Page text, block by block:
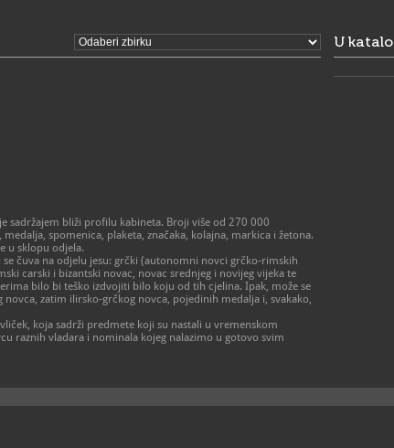
- od
prema
sadržajem bliži profilu kabineta. Broji više od 270 000
spomenica, plaketa, značaka, kolajna, markica i žetona.
u sklopu odjela.
čuva na odjelu jesu: grčki (autonomni novci grčko-rimskih
carski i bizantski novac, novac srednjeg i novijeg vijeka te
bilo bi teško izdvojiti bilo koju od tih cjelina. Ipak, može se
zatim ilirsko-grčkog novca, pojedinih medalja i, svakako,
koja sadrži predmete koji su nastali u vremenskom
raznih vladara i nominala kojeg nalazimo u gotovo svim
U